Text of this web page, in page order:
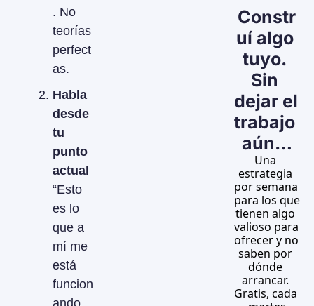
. No
teorías
perfect
as.
Habla
desde
tu
punto
actual
“Esto
es lo
que a
mí me
está
funcion
ando
Constr
uí algo
tuyo.
Sin
dejar el
trabajo
aún…
Una
estrategia
por semana
para los que
tienen algo
valioso para
ofrecer y no
saben por
dónde
arrancar.
Gratis, cada